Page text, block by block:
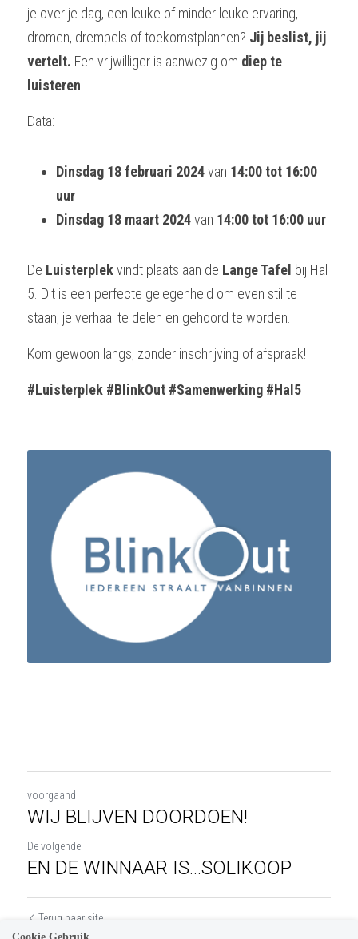
je over je dag, een leuke of minder leuke ervaring,
dromen, drempels of toekomstplannen? Jij beslist, jij
vertelt. Een vrijwilliger is aanwezig om diep te
luisteren
Data:
Dinsdag 18 februari 2024 van 14:00 tot 16:00
uur
Dinsdag 18 maart 2024 van 14:00 tot 16:00 uur
De Luisterplek vindt plaats aan de Lange Tafel bij Hal
5. Dit is een perfecte gelegenheid om even stil te
staan, je verhaal te delen en gehoord te worden.
Kom gewoon langs, zonder inschrijving of afspraak!
#Luisterplek #BlinkOut #Samenwerking #Hal5
voorgaand
WIJ BLIJVEN DOORDOEN!
De volgende
EN DE WINNAAR IS...SOLIKOOP
Terug naar site